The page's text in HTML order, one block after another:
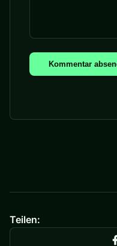
Kommentar
Teilen: